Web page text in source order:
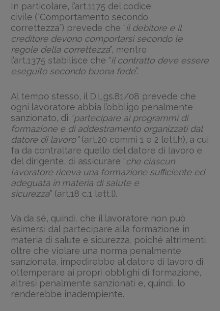
In particolare, l’art.1175 del codice
civile (“Comportamento secondo
correttezza”) prevede che “il debitore e il
creditore devono comportarsi secondo le
regole della correttezza”, mentre
l’art.1375 stabilisce che “il contratto deve essere
eseguito secondo buona fede”.
Al tempo stesso, il D.Lgs.81/08 prevede che
ogni lavoratore abbia l’obbligo penalmente
sanzionato, di “partecipare ai programmi di
formazione e di addestramento organizzati dal
datore di lavoro”(art.20 commi 1 e 2 lett.h), a cui
fa da contraltare quello del datore di lavoro e
del dirigente, di assicurare “che ciascun
lavoratore riceva una formazione sufficiente ed
adeguata in materia di salute e
sicurezza” (art.18 c.1 lett.l).
Va da sé, quindi, che il lavoratore non può
esimersi dal partecipare alla formazione in
materia di salute e sicurezza, poiché altrimenti,
oltre che violare una norma penalmente
sanzionata, impedirebbe al datore di lavoro di
ottemperare ai propri obblighi di formazione,
altresì penalmente sanzionati e, quindi, lo
renderebbe inadempiente.